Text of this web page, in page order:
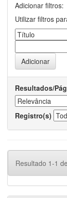
Adicionar filtros:
Utilizar filtros
Resultados/
Registro(s)
Resultado 1-1